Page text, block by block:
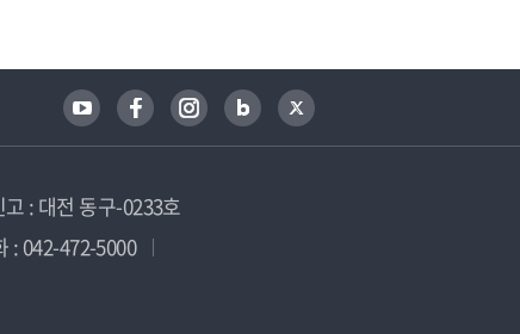
: 대전 동구-0233호
: 042-472-5000